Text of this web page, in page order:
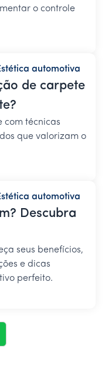
o controle
automotiva
de carpete
com técnicas
que valorizam o
automotiva
Descubra
seus benefícios,
e dicas
perfeito.